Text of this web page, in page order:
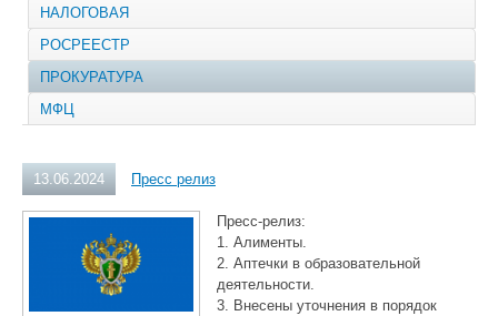
НАЛОГОВАЯ
РОСРЕЕСТР
ПРОКУРАТУРА
МФЦ
13.06.2024 Пресс релиз
Пресс-релиз:
1. Алименты.
2. Аптечки в образовательной
деятельности.
3. Внесены уточнения в порядок